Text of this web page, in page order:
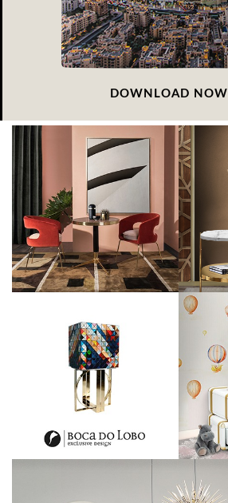
DOWNLOAD NOW